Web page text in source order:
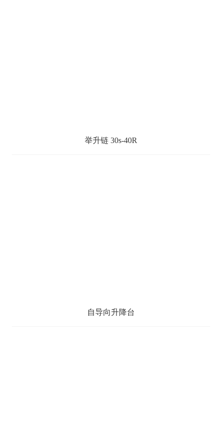
举升链 30s-40R
自导向升降台